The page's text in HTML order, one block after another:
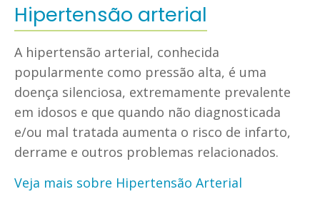
Hipertensão arterial
A hipertensão arterial, conhecida
popularmente como pressão alta, é uma
doença silenciosa, extremamente prevalente
em idosos e que quando não diagnosticada
e/ou mal tratada aumenta o risco de infarto,
derrame e outros problemas relacionados.
Veja mais sobre Hipertensão Arterial